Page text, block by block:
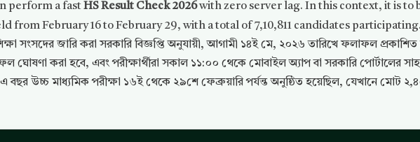
perform a fastHS Result Check 2026with zero server lag. In this context, it is to
from February 16 to February 29, with a total of 7,10,811 candidates participating.
সংসদের জারি করা সরকারি বিজ্ঞপ্তি অনুযায়ী, আগামী ১৪ই মে, ২০২৬ তারিখে ফলাফল
ঘোষণা করা হবে, এবং পরীক্ষার্থীরা সকাল ১১:০০ থেকে মোবাইল অ্যাপ বা সরকারি পোর্টালের
বছর উচ্চ মাধ্যমিক পরীক্ষা ১৬ই থেকে ২৯শে ফেব্রুয়ারি পর্যন্ত অনুষ্ঠিত হয়েছিল, যেখানে মোট